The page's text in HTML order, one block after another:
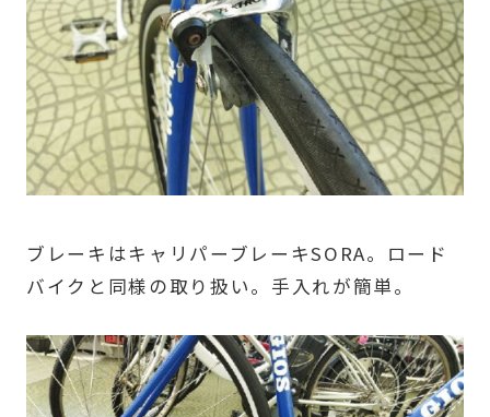
ブレーキはキャリパーブレーキSORA。ロード
バイクと同様の取り扱い。手入れが簡単。